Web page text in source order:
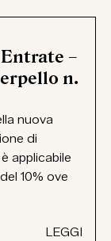
–
n.
nuova
di
applicabile
10% ove
LEGGI